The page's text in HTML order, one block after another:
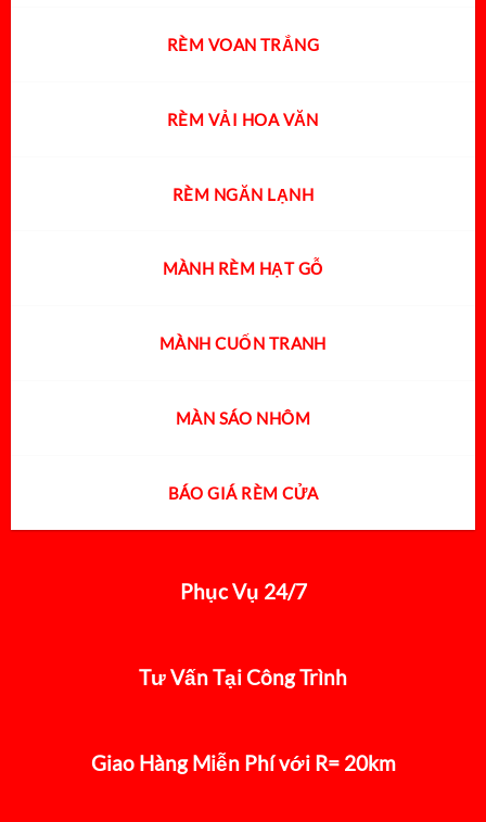
RÈM VOAN TRẮNG
RÈM VẢI HOA VĂN
RÈM NGĂN LẠNH
MÀNH RÈM HẠT GỖ
MÀNH CUỐN TRANH
MÀN SÁO NHÔM
BÁO GIÁ RÈM CỬA
Phục Vụ 24/7
Tư Vấn Tại Công Trình
Giao Hàng Miễn Phí với R= 20km